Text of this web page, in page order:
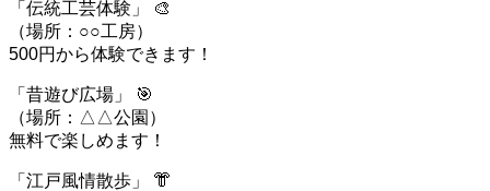
「伝統工芸体験」 🎨
（場所：○○工房）
500円から体験できます！
「昔遊び広場」 🎯
（場所：△△公園）
無料で楽しめます！
「江戸風情散歩」 👘